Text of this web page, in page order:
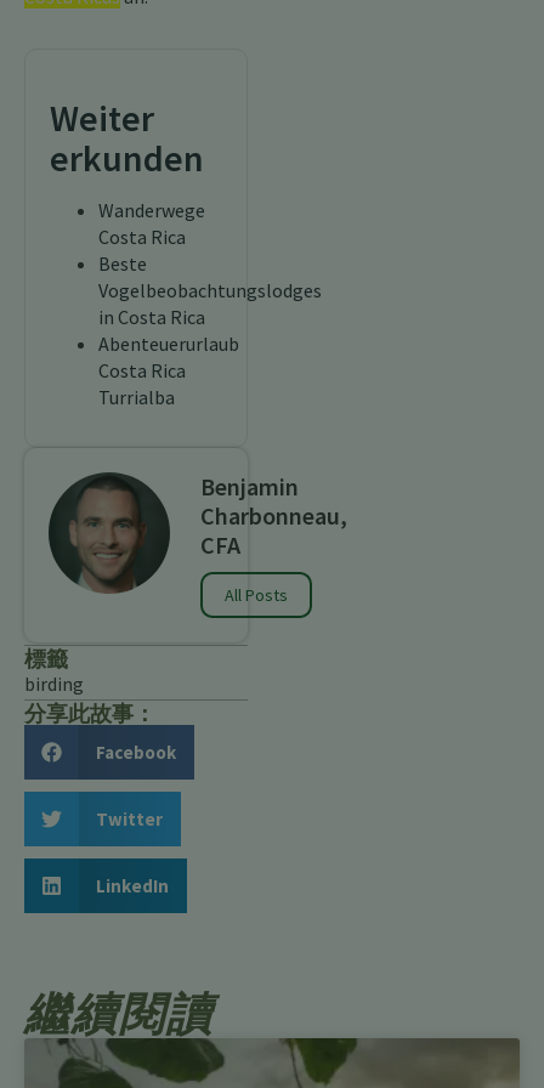
Weiter
erkunden
Wanderwege
Costa Rica
Beste
Vogelbeobachtungslodges
in Costa Rica
Abenteuerurlaub
Costa Rica
Turrialba
Benjamin
Charbonneau,
CFA
All Posts
標籤
birding
分享此故事：
Facebook
Twitter
LinkedIn
繼續閱讀